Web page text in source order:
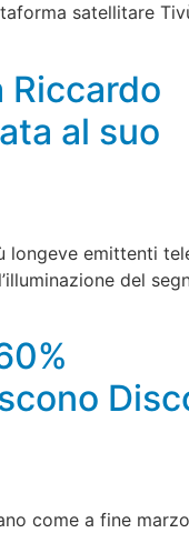
satellitare
Riccardo
al suo
longeve emittenti
del
come a fine